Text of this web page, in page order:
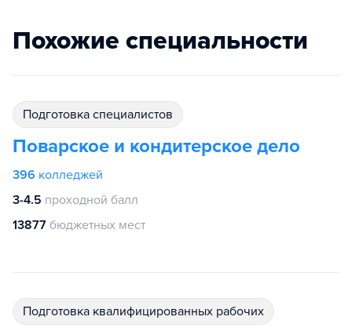
Похожие специальности
подготовка специалистов
Поварское и кондитерское дело
396 колледжей
3-4.5 проходной балл
13877 бюджетных мест
подготовка квалифицированных рабочих